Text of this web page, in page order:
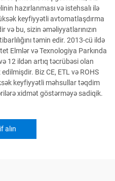
hazırlanması və istehsalı ilə
keyfiyyətli avtomatlaşdırma
və bu, sizin əməliyyatlarınızın
təmin edir. 2013-cü ildə
Elmlər və Texnologiya Parkında
12 ildən artıq təcrübəsi olan
Biz CE, ETL və ROHS
keyfiyyətli məhsullar təqdim
xidmət göstərməyə sadiqik.
alın